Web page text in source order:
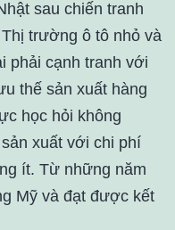
sau chiến tranh
trường ô tô nhỏ và
phải cạnh tranh với
thế sản xuất hàng
học hỏi không
xuất với chi phí
ít. Từ những năm
Mỹ và đạt được kết